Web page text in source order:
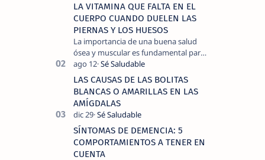
LA VITAMINA QUE FALTA EN EL
CUERPO CUANDO DUELEN LAS
PIERNAS Y LOS HUESOS
La importancia de una buena salud
ósea y muscular es fundamental para
llevar una vida activa y sin dolor,
cuando experimentamos dolor en las
piernas …
LAS CAUSAS DE LAS BOLITAS
BLANCAS O AMARILLAS EN LAS
AMÍGDALAS
SÍNTOMAS DE DEMENCIA: 5
COMPORTAMIENTOS A TENER EN
CUENTA